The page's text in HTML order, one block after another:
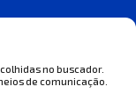
no buscador.
de comunicação.